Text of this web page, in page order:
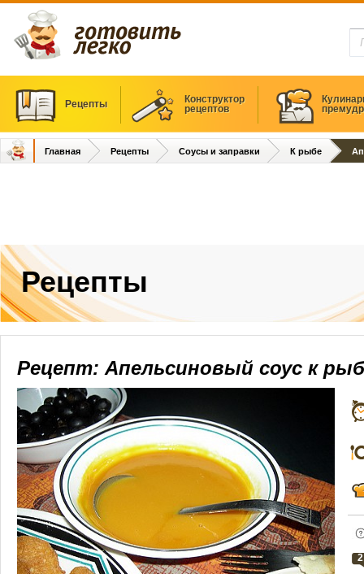
Рецепты
Конструктор
рецептов
Главная Рецепты Соусы и заправки К рыбе
Рецепты
Рецепт: Апельсиновый соус к
2